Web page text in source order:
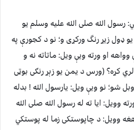
الله صلی الله عليه وسلم يو
ډول زيړ رنگ ورکړى و؛ نو د کجورې په
او ورته ويې ويل: ماتاته نه و
کړه؟ (ورس د يمن يو زېړ رنګى بوټى
شو؛ نو ويې ويل: يارسول الله ! بدله
وويل: ايا ته له رسول الله صلی الله
وويل: د چاپوستکى زما له پوستکي